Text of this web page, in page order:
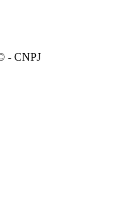
- CNPJ